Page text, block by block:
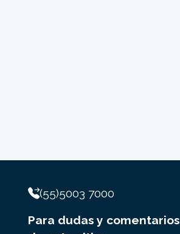
(55)5003 7000
Para dudas y comentarios